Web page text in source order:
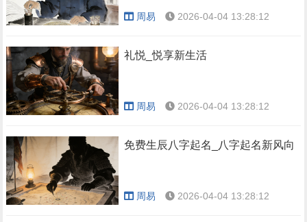
周易 2026-04-04 13:28:12
礼悦_悦享新生活
周易 2026-04-04 13:28:12
免费生辰八字起名_八字起名新风向
周易 2026-04-04 13:28:12